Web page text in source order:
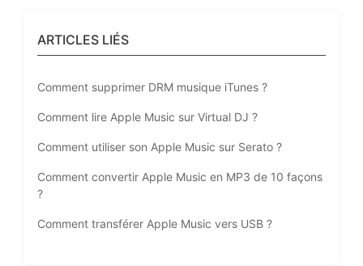
ARTICLES LIÉS
Comment supprimer DRM musique iTunes ?
Comment lire Apple Music sur Virtual DJ ?
Comment utiliser son Apple Music sur Serato ?
Comment convertir Apple Music en MP3 de 10 façons
?
Comment transférer Apple Music vers USB ?